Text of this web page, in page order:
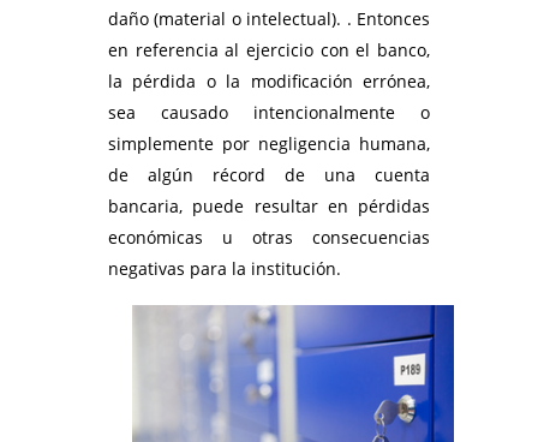
daño (material o intelectual). . Entonces
en referencia al ejercicio con el banco,
la pérdida o la modificación errónea,
sea causado intencionalmente o
simplemente por negligencia humana,
de algún récord de una cuenta
bancaria, puede resultar en pérdidas
económicas u otras consecuencias
negativas para la institución.